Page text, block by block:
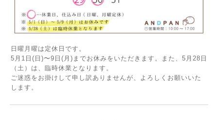
日曜月曜は定休日です。
5月1日(日)〜9日(月)までお休みをいただきます。また、5月28日
（土）は、臨時休業となります。
ご迷惑をお掛けして申し訳ありませんが、よろしくお願いいた
します。